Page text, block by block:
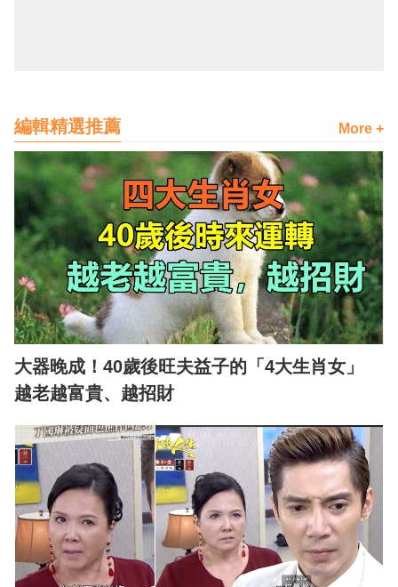
編輯精選推薦 More +
大器晚成！40歲後旺夫益子的「4大生肖女」
越老越富貴、越招財